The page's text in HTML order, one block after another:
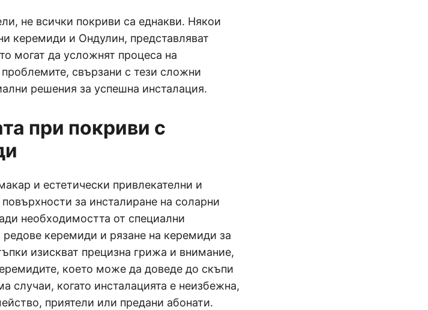
не всички покриви са еднакви. Някои
керемиди и Ондулин, представляват
могат да усложнят процеса на
свързани с тези сложни
решения за успешна инсталация.
при покриви с
и естетически привлекателни и
за инсталиране на соларни
необходимостта от специални
керемиди и рязане на керемиди за
изискват прецизна грижа и внимание,
което може да доведе до скъпи
случаи, когато инсталацията е неизбежна,
приятели или предани абонати.